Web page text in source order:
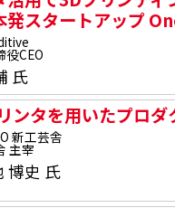
スタートアップ
役CEO
氏
ンタを用いたプロダ
新工芸舎
主宰
博史 氏